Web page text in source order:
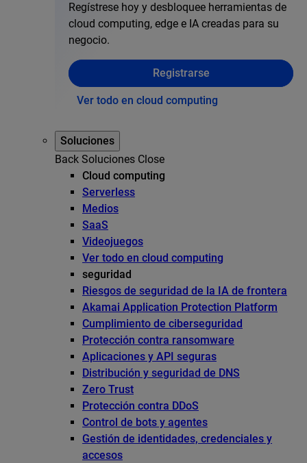
Regístrese hoy y desbloquee herramientas de
cloud computing, edge e IA creadas para su
negocio.
Registrarse
Ver todo en cloud computing
Soluciones
Back Soluciones Close
Cloud computing
Serverless
Medios
SaaS
Videojuegos
Ver todo en cloud computing
seguridad
Riesgos de seguridad de la IA de frontera
Akamai Application Protection Platform
Cumplimiento de ciberseguridad
Protección contra ransomware
Aplicaciones y API seguras
Distribución y seguridad de DNS
Zero Trust
Protección contra DDoS
Control de bots y agentes
Gestión de identidades, credenciales y
accesos